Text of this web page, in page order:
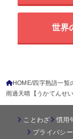
世界
HOME 四字熟語一覧
雨過天晴【うかてんせ
ことわざ 慣用
プライバシ